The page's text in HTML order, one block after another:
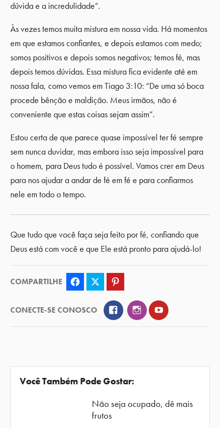
dúvida e a incredulidade”.
Às vezes temos muita mistura em nossa vida. Há momentos
em que estamos confiantes, e depois estamos com medo;
somos positivos e depois somos negativos; temos fé, mas
depois temos dúvidas. Essa mistura fica evidente até em
nossa fala, como vemos em Tiago 3:10: “De uma só boca
procede bênção e maldição. Meus irmãos, não é
conveniente que estas coisas sejam assim”.
Estou certa de que parece quase impossível ter fé sempre
sem nunca duvidar, mas embora isso seja impossível para
o homem, para Deus tudo é possível. Vamos crer em Deus
para nos ajudar a andar de fé em fé e para confiarmos
nele em todo o tempo.
Que tudo que você faça seja feito por fé, confiando que
Deus está com você e que Ele está pronto para ajudá-lo!
COMPARTILHE Facebook Twitter
CONECTE-SE CONOSCO FacebookInstagramYouTube
Você Também Pode Gostar:
Não seja ocupado, dê mais
frutos